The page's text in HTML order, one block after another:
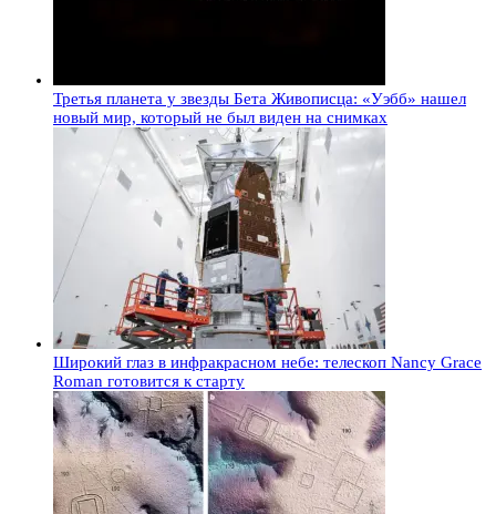
Третья планета у звезды Бета Живописца: «Уэбб» нашел
новый мир, который не был виден на снимках
Широкий глаз в инфракрасном небе: телескоп Nancy Grace
Roman готовится к старту